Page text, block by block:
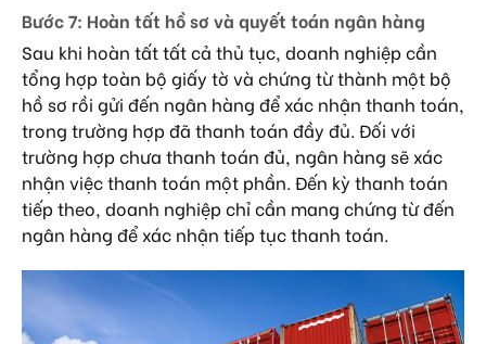
Bước 7: Hoàn tất hồ sơ và quyết toán ngân hàng
Sau khi hoàn tất tất cả thủ tục, doanh nghiệp cần
tổng hợp toàn bộ giấy tờ và chứng từ thành một bộ
hồ sơ rồi gửi đến ngân hàng để xác nhận thanh toán,
trong trường hợp đã thanh toán đầy đủ. Đối với
trường hợp chưa thanh toán đủ, ngân hàng sẽ xác
nhận việc thanh toán một phần. Đến kỳ thanh toán
tiếp theo, doanh nghiệp chỉ cần mang chứng từ đến
ngân hàng để xác nhận tiếp tục thanh toán.